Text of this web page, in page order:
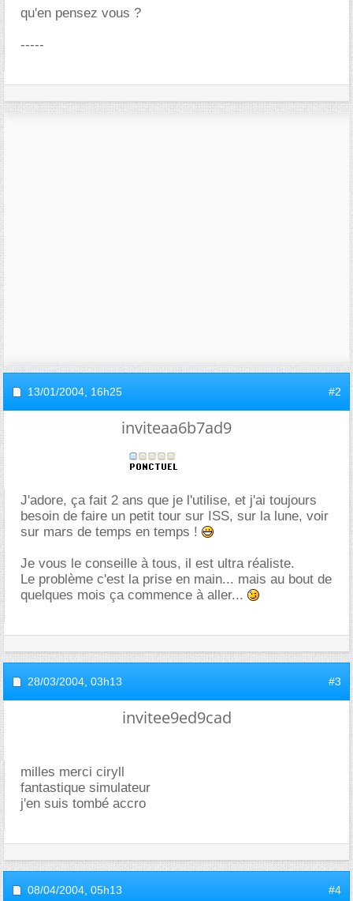
qu'en pensez vous ?
-----
13/01/2004, 16h25 #2
inviteaa6b7ad9
J'adore, ça fait 2 ans que je l'utilise, et j'ai toujours
besoin de faire un petit tour sur ISS, sur la lune, voir
sur mars de temps en temps !
Je vous le conseille à tous, il est ultra réaliste.
Le problème c'est la prise en main... mais au bout de
quelques mois ça commence à aller...
28/03/2004, 03h13 #3
invitee9ed9cad
milles merci ciryll
fantastique simulateur
j'en suis tombé accro
08/04/2004, 05h13 #4